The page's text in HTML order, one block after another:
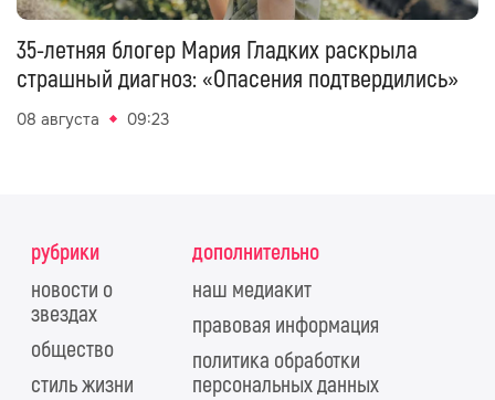
35-летняя блогер Мария Гладких раскрыла
страшный диагноз: «Опасения подтвердились»
08 августа 09:23
рубрики
новости о
звездах
общество
стиль жизни
дополнительно
наш медиакит
правовая информация
политика обработки
персональных данных